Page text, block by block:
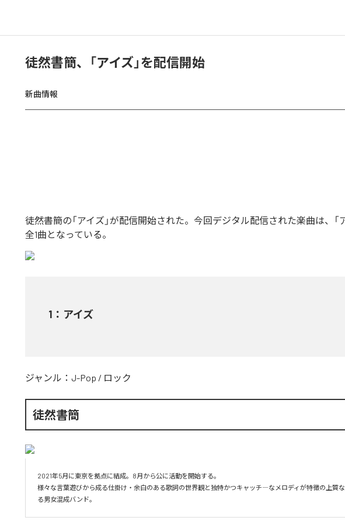
徒然書簡、「アイズ」を配信開始
新曲情報
徒然書簡の「アイズ」が配信開始された。今回デジタル配信された楽曲は、「
全1曲となっている。
1 ： アイズ
ジャンル： J-Pop / ロック
徒然書簡
2021年5月に東京を拠点に結成。8月から公に活動を開始する。
様々な言葉遊びから成る仕掛け・余白のある歌詞の世界観と独特かつキャッチ―なメロディが特徴の上質
る男女混成バンド。